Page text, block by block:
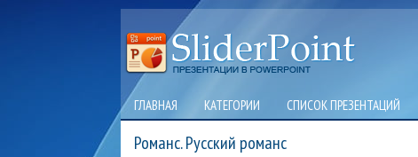
ГЛАВНАЯ КАТЕГОРИИ СПИСОК ПРЕЗЕНТАЦИЙ
Романс. Русский романс